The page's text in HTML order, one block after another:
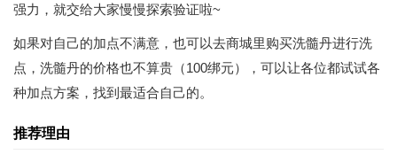
强力，就交给大家慢慢探索验证啦~
如果对自己的加点不满意，也可以去商城里购买洗髓丹进行洗
点，洗髓丹的价格也不算贵（100绑元），可以让各位都试试各
种加点方案，找到最适合自己的。
推荐理由